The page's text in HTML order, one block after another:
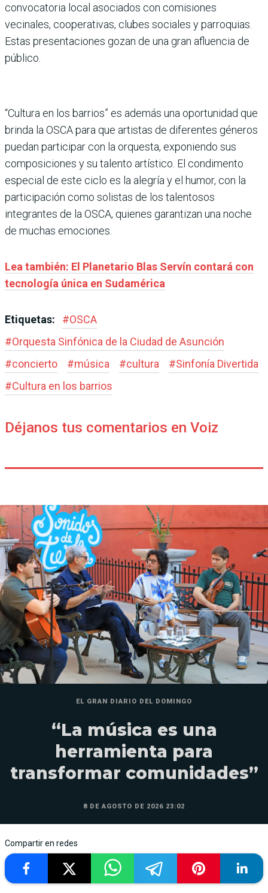
convocatoria local asociados con comisiones
vecinales, cooperativas, clubes sociales y parroquias.
Estas presentaciones gozan de una gran afluencia de
público.
“Cultura en los barrios” es además una oportunidad que
brinda la OSCA para que artistas de diferentes géneros
puedan participar con la orquesta, exponiendo sus
composiciones y su talento artístico. El condimento
especial de este ciclo es la alegría y el humor, con la
participación como solistas de los talentosos
integrantes de la OSCA, quienes garantizan una noche
de muchas emociones.
Lea también: El Planetario Blas Servín contará con
tecnología única en Sudamérica
Etiquetas: #OSCA
#Orquesta Sinfónica de la Ciudad de Asunción
#concierto #música #cultura #Sinfonía Divertida
#Cultura en los barrios
Déjanos tus comentarios en Voiz
EL GRAN DIARIO DEL DOMINGO
“La música es una
herramienta para
transformar comunidades”
8 DE AGOSTO DE 2026 23:02
Compartir en redes